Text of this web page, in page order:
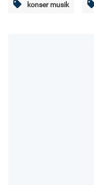
konser musik